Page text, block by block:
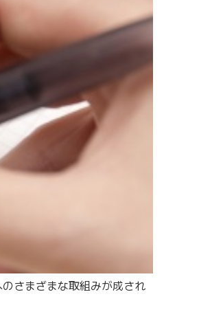
さまざまな取組みが成され